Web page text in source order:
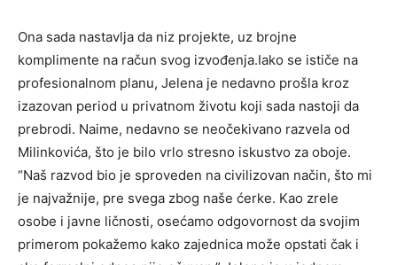
Ona sada nastavlja da niz projekte, uz brojne
komplimente na račun svog izvođenja.Iako se ističe na
profesionalnom planu, Jelena je nedavno prošla kroz
izazovan period u privatnom životu koji sada nastoji da
prebrodi. Naime, nedavno se neočekivano razvela od
Milinkovića, što je bilo vrlo stresno iskustvo za oboje.
“Naš razvod bio je sproveden na civilizovan način, što mi
je najvažnije, pre svega zbog naše ćerke. Kao zrele
osobe i javne ličnosti, osećamo odgovornost da svojim
primerom pokažemo kako zajednica može opstati čak i